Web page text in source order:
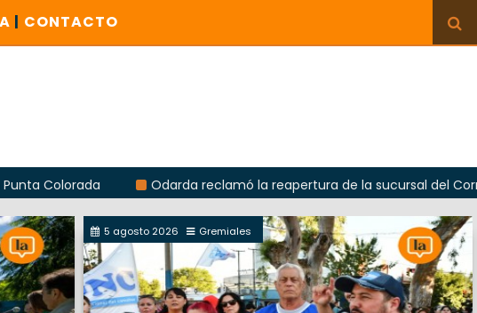
| CONTACTO
Colorada
Odarda reclamó la reapertura de la sucursal del Correo
5 agosto 2026 Gremiales